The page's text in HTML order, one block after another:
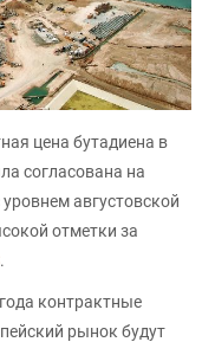
цена бутадиена в
согласована на
августовской
отметки за
.
контрактные
рынок будут